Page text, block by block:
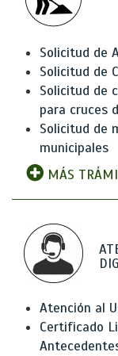
Solicitud de
Solicitud de
Solicitud de
para cruces
Solicitud de
municipales
MÁS
Atención al
Certificado